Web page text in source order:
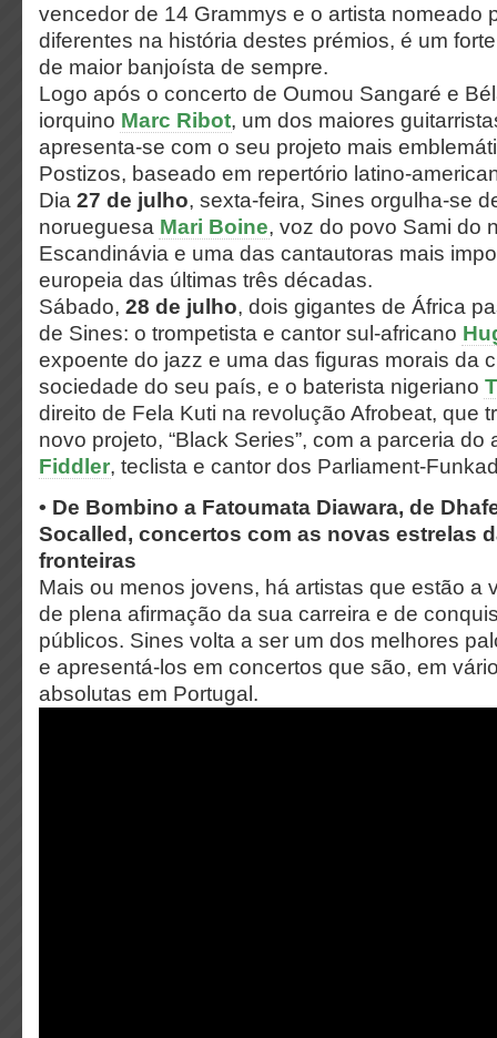
vencedor de 14 Grammys e o artista nomeado
diferentes na história destes prémios, é um
de maior banjoísta de sempre.
Logo após o concerto de Oumou Sangaré e
iorquino Marc Ribot, um dos maiores
apresenta-se com o seu projeto mais
Postizos, baseado em repertório latino-
Dia 27 de julho, sexta-feira, Sines orgulha-se
norueguesa Mari Boine, voz do povo Sami do
Escandinávia e uma das cantautoras mais
europeia das últimas três décadas.
Sábado, 28 de julho, dois gigantes de África
de Sines: o trompetista e cantor sul-africano
expoente do jazz e uma das figuras morais da
sociedade do seu país, e o baterista nigeriano
direito de Fela Kuti na revolução Afrobeat, que
novo projeto, “Black Series”, com a parceria
Fiddler, teclista e cantor dos Parliament-
• De Bombino a Fatoumata Diawara, de
Socalled, concertos com as novas estrelas
fronteiras
Mais ou menos jovens, há artistas que estão a
de plena afirmação da sua carreira e de
públicos. Sines volta a ser um dos melhores
e apresentá-los em concertos que são, em
absolutas em Portugal.